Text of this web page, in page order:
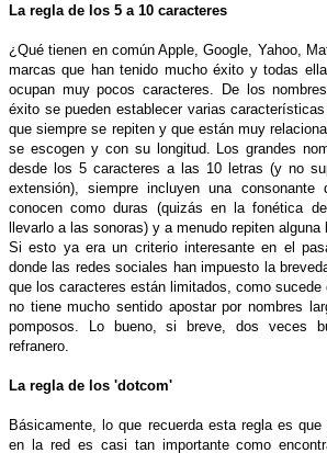
La regla de los 5 a 10 caracteres
¿Qué tienen en común Apple, Google, Yahoo,
marcas que han tenido mucho éxito y todas
ocupan muy pocos caracteres. De los
éxito se pueden establecer varias
que siempre se repiten y que están muy
se escogen y con su longitud. Los grandes
desde los 5 caracteres a las 10 letras (y no
extensión), siempre incluyen una
conocen como duras (quizás en la fonética
llevarlo a las sonoras) y a menudo repiten alguna
Si esto ya era un criterio interesante en el
donde las redes sociales han impuesto la
que los caracteres están limitados, como sucede
no tiene mucho sentido apostar por nombres
pomposos. Lo bueno, si breve, dos veces
refranero.
La regla de los 'dotcom'
Básicamente, lo que recuerda esta regla es
en la red es casi tan importante como